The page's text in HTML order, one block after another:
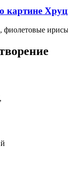
картине
ирисы